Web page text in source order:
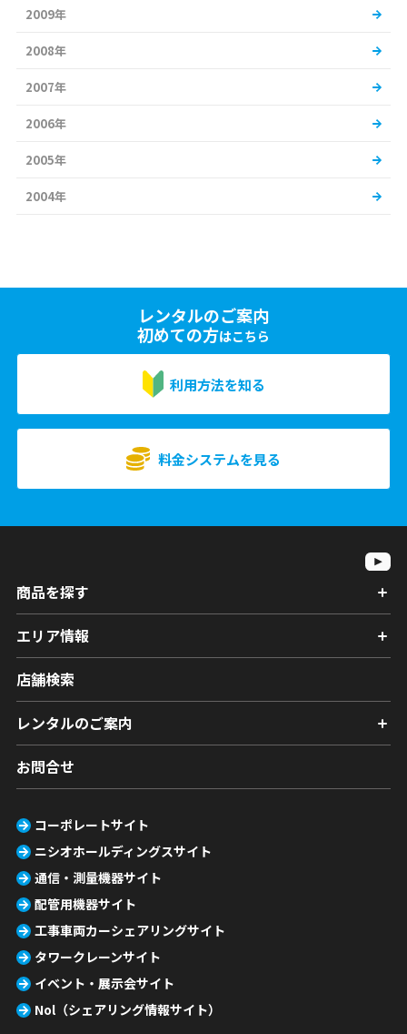
2009年
2008年
2007年
2006年
2005年
2004年
レンタルのご案内
初めての方はこちら
利用方法を知る
料金システムを見る
商品を探す
エリア情報
店舗検索
レンタルのご案内
お問合せ
コーポレートサイト
ニシオホールディングスサイト
通信・測量機器サイト
配管用機器サイト
工事車両カーシェアリングサイト
タワークレーンサイト
イベント・展示会サイト
Nol（シェアリング情報サイト）